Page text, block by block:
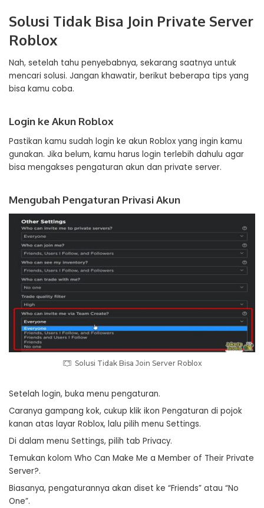
Solusi Tidak Bisa Join Private Server
Roblox
Nah, setelah tahu penyebabnya, sekarang saatnya untuk
mencari solusi. Jangan khawatir, berikut beberapa tips yang
bisa kamu coba.
Login ke Akun Roblox
Pastikan kamu sudah login ke akun Roblox yang ingin kamu
gunakan. Jika belum, kamu harus login terlebih dahulu agar
bisa mengakses pengaturan akun dan private server.
Mengubah Pengaturan Privasi Akun
Solusi Tidak Bisa Join Server Roblox
Setelah login, buka menu pengaturan.
Caranya gampang kok, cukup klik ikon Pengaturan di pojok
kanan atas layar Roblox, lalu pilih menu Settings.
Di dalam menu Settings, pilih tab Privacy.
Temukan kolom Who Can Make Me a Member of Their Private
Server?.
Biasanya, pengaturannya akan diset ke “Friends” atau “No
One”.